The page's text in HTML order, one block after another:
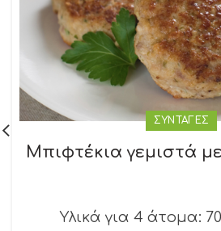
ΣΥΝΤΑΓΕΣ
Μπιφτέκια γεμιστά
Υλικά για 4 άτομα: